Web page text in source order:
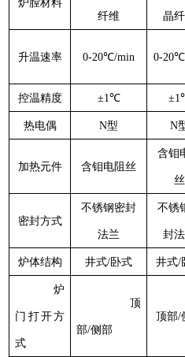
炉膛材料
纤维
晶
升温速率 0-20℃/min 0-
控温精度 ±1℃
热电偶 N型 N
加热元件 含钼电阻丝
含钼
丝
密封方式
不锈钢密封
法兰
不锈
封
炉体结构 井式/卧式 井式/
炉
门打开方
式
顶
部/侧部
顶部/